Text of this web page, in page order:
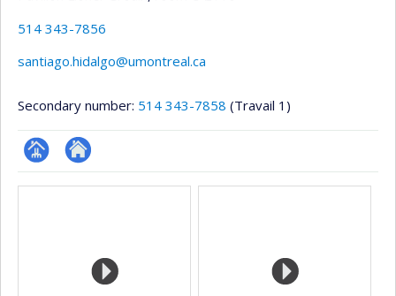
514 343-7856
santiago.hidalgo@umontreal.ca
Secondary number: 514 343-7858 (Travail 1)
Page Autre
Media